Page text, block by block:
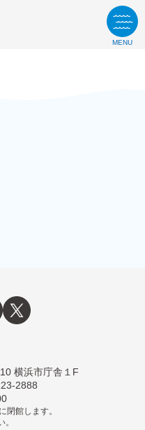
MENU
横浜市庁舎１F
2888
閉館します。